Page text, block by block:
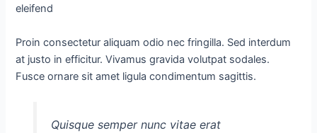
eleifend
Proin consectetur aliquam odio nec fringilla. Sed interdum
at justo in efficitur. Vivamus gravida volutpat sodales.
Fusce ornare sit amet ligula condimentum sagittis.
Quisque semper nunc vitae erat